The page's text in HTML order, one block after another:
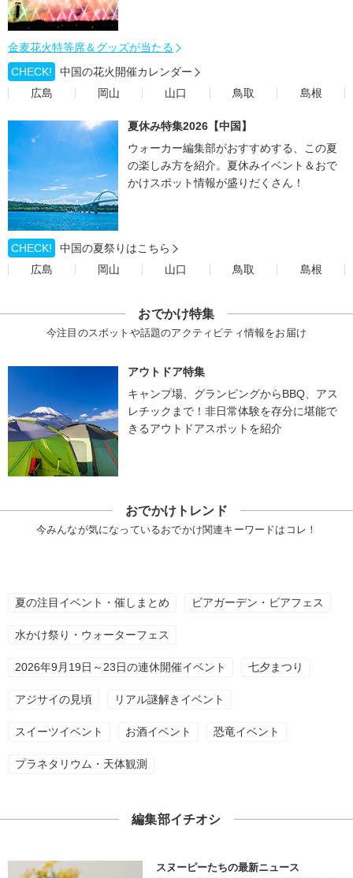
金麦花火特等席＆グッズが当たる
CHECK!
中国の花火開催カレンダー
広島
岡山 山口 鳥取 島根
夏休み特集2026【中国】
ウォーカー編集部がおすすめする、この夏
の楽しみ方を紹介。夏休みイベント＆おで
かけスポット情報が盛りだくさん！
CHECK!
中国の夏祭りはこちら
広島
岡山 山口 鳥取 島根
おでかけ特集
今注目のスポットや話題のアクティビティ情報をお届け
アウトドア特集
キャンプ場、グランピングからBBQ、アス
レチックまで！非日常体験を存分に堪能で
きるアウトドアスポットを紹介
おでかけトレンド
今みんなが気になっているおでかけ関連キーワードはコレ！
夏の注目イベント・催しまとめ ビアガーデン・ビアフェス
水かけ祭り・ウォーターフェス
2026年9月19日～23日の連休開催イベント 七夕まつり
アジサイの見頃 リアル謎解きイベント
スイーツイベント お酒イベント 恐竜イベント
プラネタリウム・天体観測
編集部イチオシ
スヌーピーたちの最新ニュース